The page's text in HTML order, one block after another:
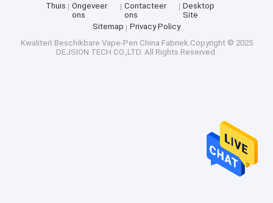
Thuis
Ongeveer
ons
Contacteer
ons
Desktop
Site
Sitemap
Privacy Policy
Kwaliteit Beschikbare Vape-Pen China Fabriek.Copyright © 2025
DEJSION TECH CO.,LTD. All Rights Reserved.